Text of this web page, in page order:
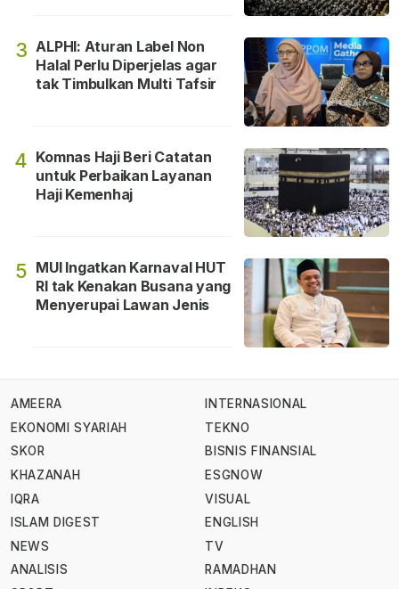
3 ALPHI: Aturan Label Non
Halal Perlu Diperjelas agar
tak Timbulkan Multi Tafsir
4 Komnas Haji Beri Catatan
untuk Perbaikan Layanan
Haji Kemenhaj
5 MUI Ingatkan Karnaval HUT
RI tak Kenakan Busana yang
Menyerupai Lawan Jenis
AMEERA
EKONOMI SYARIAH
SKOR
KHAZANAH
IQRA
ISLAM DIGEST
NEWS
ANALISIS
INTERNASIONAL
TEKNO
BISNIS FINANSIAL
ESGNOW
VISUAL
ENGLISH
TV
RAMADHAN